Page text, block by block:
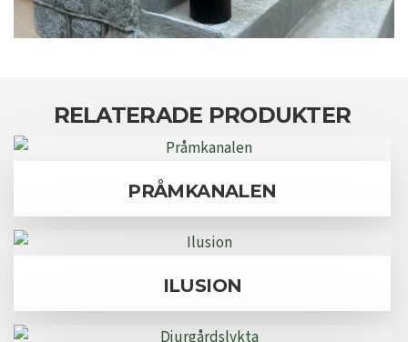
RELATERADE PRODUKTER
PRÅMKANALEN
ILUSION